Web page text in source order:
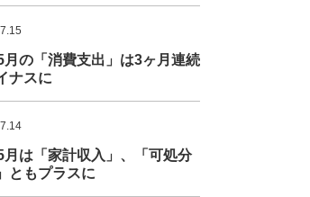
月の「消費支出」は3ヶ月連続
ナスに
月は「家計収入」、「可処分
ともプラスに